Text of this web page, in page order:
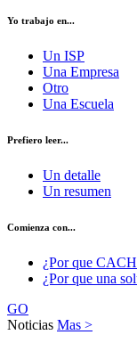
Yo trabajo en...
Un ISP
Una Empresa
Otro
Una Escuela
Prefiero leer...
Un detalle
Un resumen
Comienza con...
¿Por que
¿Por que una
GO
Noticias Mas >